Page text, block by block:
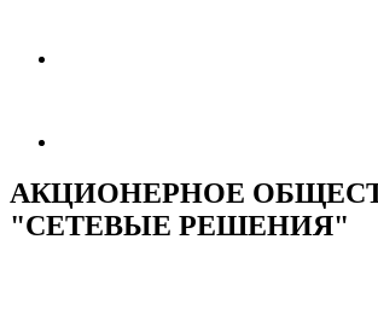
АКЦИОНЕРНОЕ
"СЕТЕВЫЕ РЕШЕНИЯ"